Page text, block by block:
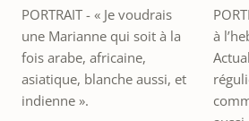
PORTRAIT - « Je voudrais
une Marianne qui soit à la
fois arabe, africaine,
asiatique, blanche aussi, et
indienne ».
à